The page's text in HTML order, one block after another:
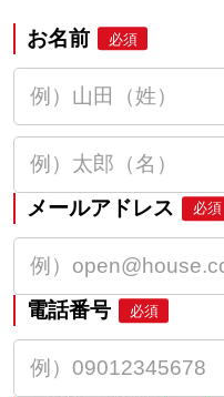
お名前 必須
メールアドレス 必須
電話番号 必須